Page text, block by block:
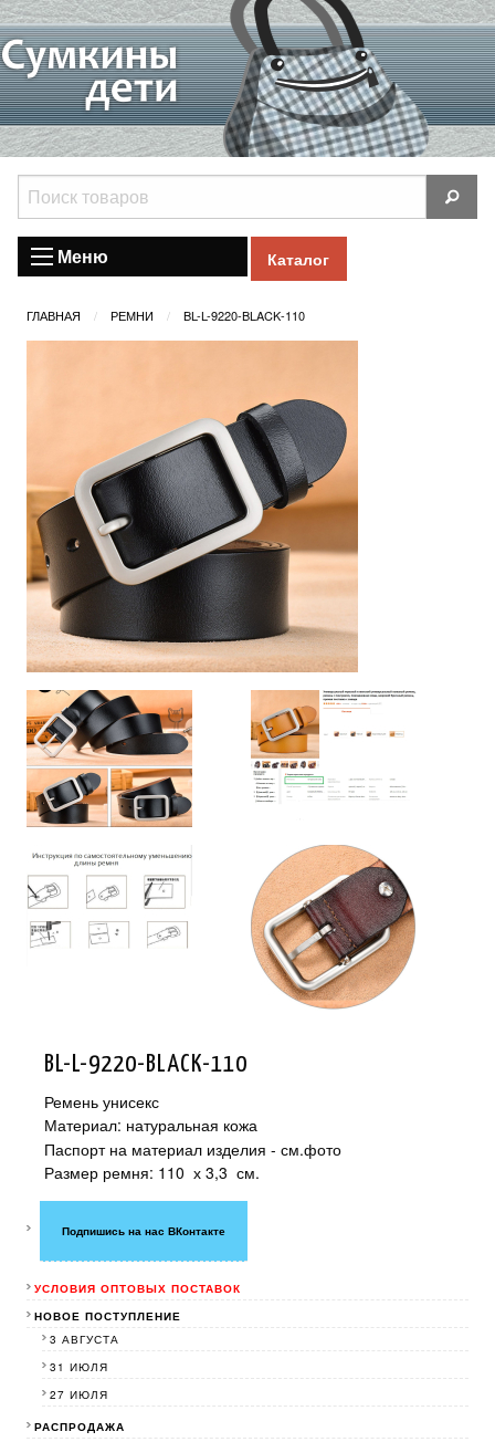
Меню Каталог
ГЛАВНАЯ РЕМНИ BL-L-9220-BLACK-110
BL-L-9220-BLACK-110
Ремень унисекс
Материал: натуральная кожа
Паспорт на материал изделия - см.фото
Размер ремня: 110 х 3,3 см.
Подпишись на нас ВКонтакте
УСЛОВИЯ ОПТОВЫХ ПОСТАВОК
НОВОЕ ПОСТУПЛЕНИЕ
3 АВГУСТА
31 ИЮЛЯ
27 ИЮЛЯ
РАСПРОДАЖА